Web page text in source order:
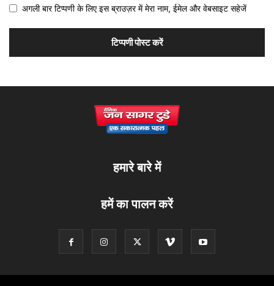
अगली बार टिप्पणी के लिए इस ब्राउज़र में मेरा नाम, ईमेल और वेबसाइट सहेजें
हमारे बारे में
हमें का पालन करें